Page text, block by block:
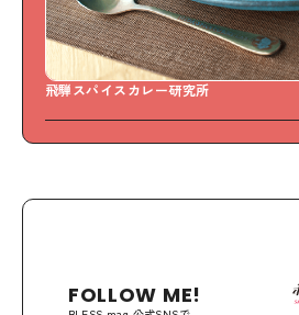
飛騨スパイスカレー研究所
FOLLOW ME!